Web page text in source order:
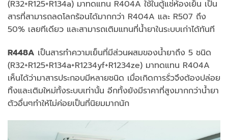
(R32+R125+R134a) มาทดแทน R404A ใช้ในตู้แช่ห้องเย็น เป็น
สารที่สามารถลดโลกร้อนได้มากกว่า R404A และ R507 ถึง
50% เลยทีเดียว และสามารถเติมแทนที่น้ำยาในระบบเก่าได้ทันที
R448A เป็นสารทำความเย็นที่มีส่วนผสมของน้ำยาถึง 5 ชนิด
(R32+R125+R134a+R1234yf+R1234ze) มาทดแทน R404A
เห็นได้ว่ามาสารประกอบมีหลายชนิด เมื่อเกิดการรั่วจึงต้องปล่อย
ทิ้งและเติมใหม่ทั้งระบบเท่านั้น อีกทั้งยังมีราคาที่สูงมากกว่าน้ำยา
ตัวอื่นๆทำให้ไม่ค่อยเป็นที่นิยมมากนัก